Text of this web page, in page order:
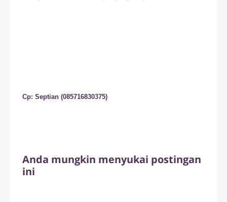
Cp: Septian (085716830375)
Anda mungkin menyukai postingan
ini